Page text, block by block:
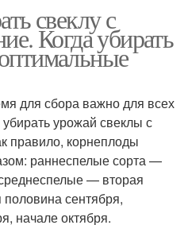
свеклу с
Когда убирать
для сбора важно для всех
урожай свеклы с
правило, корнеплоды
раннеспелые сорта —
— вторая
сентября,
начале октября.